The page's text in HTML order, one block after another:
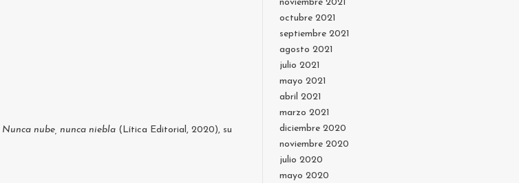
Nunca nube, nunca niebla (Lítica Editorial, 2020), su
noviembre 2021
octubre 2021
septiembre 2021
agosto 2021
julio 2021
mayo 2021
abril 2021
marzo 2021
diciembre 2020
noviembre 2020
julio 2020
mayo 2020